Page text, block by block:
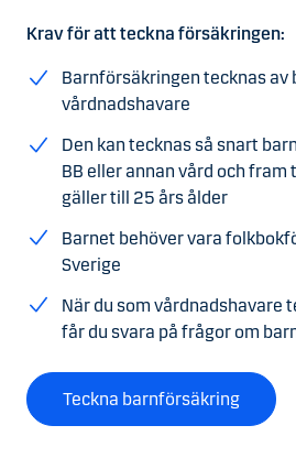
Krav för att teckna försäkringen:
Barnförsäkringen tecknas av
vårdnadshavare
Den kan tecknas så snart
BB eller annan vård och fram
gäller till 25 års ålder
Barnet behöver vara
Sverige
När du som vårdnadshavare
får du svara på frågor om
Teckna barnförsäkring